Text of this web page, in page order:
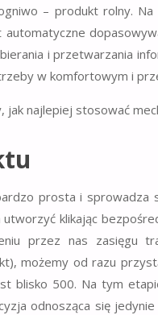
– produkt rolny.
automatyczne
i przetwarzania
w komfortowym i
jak najlepiej stosować
prosta i sprowadza
klikając
przez nas zasięgu
możemy od razu
blisko 500. Na tym
odnosząca się